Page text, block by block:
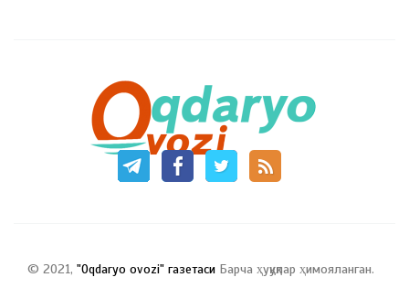
© 2021, "Oqdaryo ovozi" газетаси Барча ҳуқуқлар ҳимояланган.